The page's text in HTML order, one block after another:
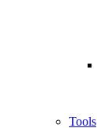
Tools